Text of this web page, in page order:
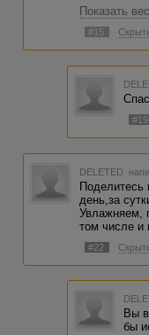
Показать
#15
#19
DELETED
Поделитесь
день,за
Увлажняем,
том числе и
#22
Вы
бы